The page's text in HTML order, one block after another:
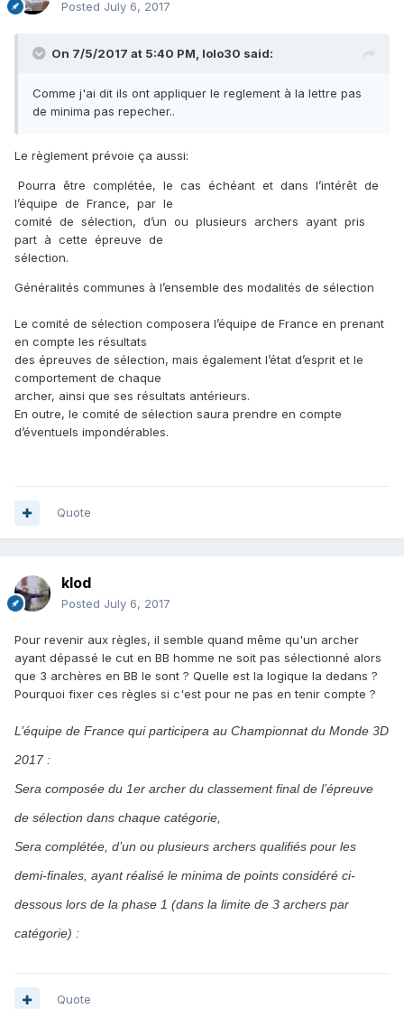
Posted July 6, 2017
On 7/5/2017 at 5:40 PM, lolo30 said:
Comme j'ai dit ils ont appliquer le reglement à la lettre pas
de minima pas repecher..
Le règlement prévoie ça aussi:
Pourra être complétée, le cas échéant et dans l’intérêt de
l’équipe de France, par le
comité de sélection, d’un ou plusieurs archers ayant pris
part à cette épreuve de
sélection.
Généralités communes à l’ensemble des modalités de sélection
Le comité de sélection composera l’équipe de France en prenant
en compte les résultats
des épreuves de sélection, mais également l’état d’esprit et le
comportement de chaque
archer, ainsi que ses résultats antérieurs.
En outre, le comité de sélection saura prendre en compte
d’éventuels impondérables.
Quote
klod
Posted July 6, 2017
Pour revenir aux règles, il semble quand même qu'un archer
ayant dépassé le cut en BB homme ne soit pas sélectionné alors
que 3 archères en BB le sont ? Quelle est la logique la dedans ?
Pourquoi fixer ces règles si c'est pour ne pas en tenir compte ?
L’équipe de France qui participera au Championnat du Monde 3D
2017 :
Sera composée du 1er archer du classement final de l’épreuve
de sélection dans chaque catégorie,
Sera complétée, d’un ou plusieurs archers qualifiés pour les
demi-finales, ayant réalisé le minima de points considéré ci-
dessous lors de la phase 1 (dans la limite de 3 archers par
catégorie) :
Quote